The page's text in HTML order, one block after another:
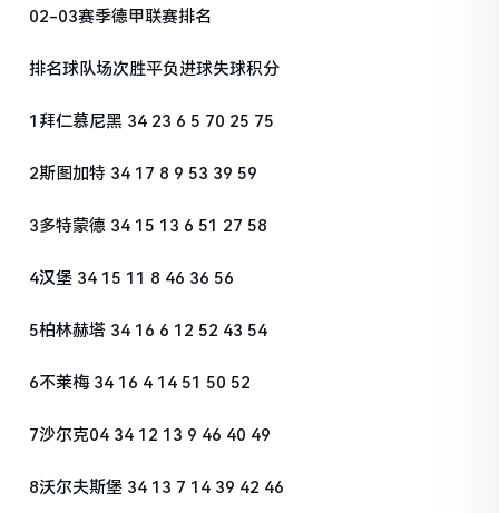
02-03赛季德甲联赛排名
排名球队场次胜平负进球失球积分
1拜仁慕尼黑 34 23 6 5 70 25 75
2斯图加特 34 17 8 9 53 39 59
3多特蒙德 34 15 13 6 51 27 58
4汉堡 34 15 11 8 46 36 56
5柏林赫塔 34 16 6 12 52 43 54
6不莱梅 34 16 4 14 51 50 52
7沙尔克04 34 12 13 9 46 40 49
8沃尔夫斯堡 34 13 7 14 39 42 46